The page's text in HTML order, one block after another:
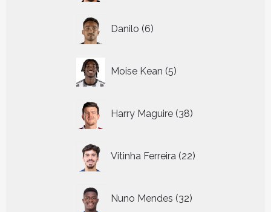
Danilo 6
producten
Moise Kean 5
producten
Harry Maguire 38
producten
Vitinha Ferreira 22
producten
Nuno Mendes 32
producten